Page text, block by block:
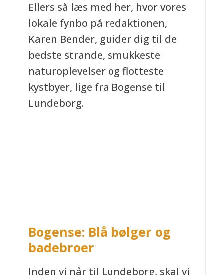
Ellers så læs med her, hvor vores
lokale fynbo på redaktionen,
Karen Bender, guider dig til de
bedste strande, smukkeste
naturoplevelser og flotteste
kystbyer, lige fra Bogense til
Lundeborg.
Bogense: Blå bølger og
badebroer
Inden vi når til Lundeborg, skal vi